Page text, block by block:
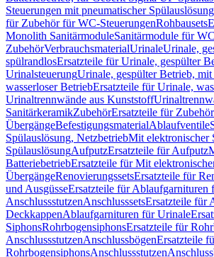
Steuerungen mit pneumatischer Spülauslösung
für Zubehör für WC-SteuerungenRohbausets
Monolith SanitärmoduleSanitärmodule für
ZubehörVerbrauchsmaterialUrinaleUrinale,
spülrandlosErsatzteile für Urinale, gespülter
UrinalsteuerungUrinale, gespülter Betrieb,
wasserloser BetriebErsatzteile für Urinale,
Urinaltrennwände aus Kunststoff
SanitärkeramikZubehörErsatzteile für Zubehör
ÜbergängeBefestigungsmaterialAblaufventile
Spülauslösung, NetzbetriebMit elektronischer
SpülauslösungAufputzErsatzteile für Aufputz
BatteriebetriebErsatzteile für Mit
ÜbergängeRenovierungssetsErsatzteile für
und AusgüsseErsatzteile für Ablaufgarnituren
AnschlussstutzenAnschlusssetsErsatzteile für
DeckkappenAblaufgarnituren für Urinale
SiphonsRohrbogensiphonsErsatzteile für
AnschlussstutzenAnschlussbögenErsatzteile
RohrbogensiphonsAnschlussstutzen